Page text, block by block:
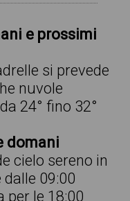
e prossimi
si prevede
nuvole
24° fino 32°
domani
cielo sereno in
09:00
per le 18:00